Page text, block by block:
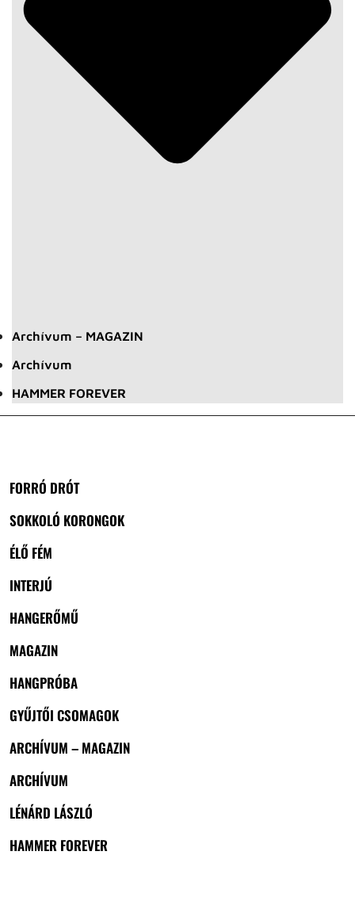
Archívum – MAGAZIN
Archívum
HAMMER FOREVER
FORRÓ DRÓT
SOKKOLÓ KORONGOK
ÉLŐ FÉM
INTERJÚ
HANGERŐMŰ
MAGAZIN
HANGPRÓBA
GYŰJTŐI CSOMAGOK
ARCHÍVUM – MAGAZIN
ARCHÍVUM
LÉNÁRD LÁSZLÓ
HAMMER FOREVER